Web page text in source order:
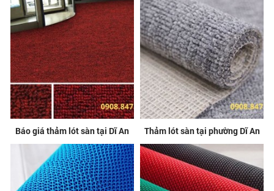
Báo giá thảm lót sàn tại Dĩ An Thảm lót sàn tại phường Dĩ An